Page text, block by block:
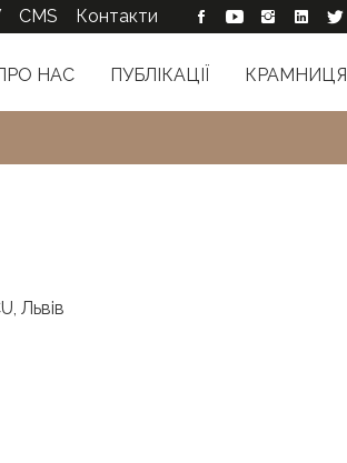
НАС ПУБЛІКАЦІЇ КРАМНИЦЯ
CMS Контакти
Львів